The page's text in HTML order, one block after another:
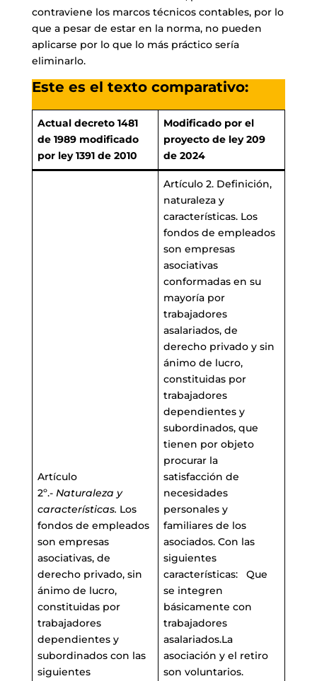
contraviene los marcos técnicos contables, por lo
que a pesar de estar en la norma, no pueden
aplicarse por lo que lo más práctico sería
eliminarlo.
Este es el texto comparativo:
Actual decreto 1481
de 1989 modificado
por ley 1391 de 2010
Modificado por el
proyecto de ley 209
de 2024
Artículo
2º.- Naturaleza y
características. Los
fondos de empleados
son empresas
asociativas, de
derecho privado, sin
ánimo de lucro,
constituidas por
trabajadores
dependientes y
subordinados con las
siguientes
Artículo 2. Definición,
naturaleza y
características. Los
fondos de empleados
son empresas
asociativas
conformadas en su
mayoría por
trabajadores
asalariados, de
derecho privado y sin
ánimo de lucro,
constituidas por
trabajadores
dependientes y
subordinados, que
tienen por objeto
procurar la
satisfacción de
necesidades
personales y
familiares de los
asociados. Con las
siguientes
características: Que
se integren
básicamente con
trabajadores
asalariados.La
asociación y el retiro
son voluntarios.